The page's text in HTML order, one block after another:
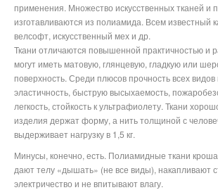
применения. Множество искусственных тканей и
изготавливаются из полиамида. Всем известный
велсофт, искусственный мех и др.
Ткани отличаются повышенной практичностью и
могут иметь матовую, глянцевую, гладкую или
поверхность. Среди плюсов прочность всех
эластичность, быструю высыхаемость,
легкость, стойкость к ультрафиолету. Ткани
изделия держат форму, а нить толщиной с
выдерживает нагрузку в 1,5 кг.
Минусы, конечно, есть. Полиамидные ткани
дают телу «дышать» (не все виды), накапливают
электричество и не впитывают влагу.